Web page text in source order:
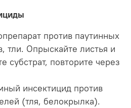
против паутинных
тли. Опрыскайте листья и
субстрат, повторите через
инсектицид против
(тля, белокрылка).